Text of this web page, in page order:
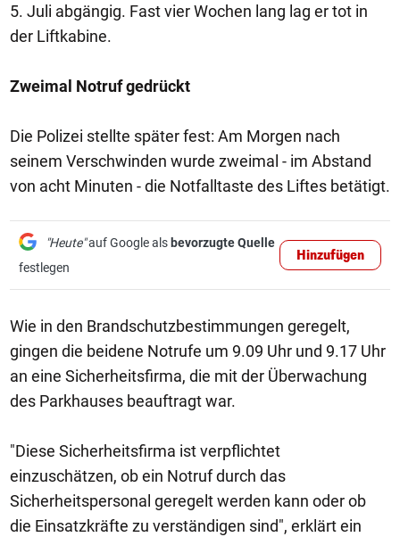
5. Juli abgängig. Fast vier Wochen lang lag er tot in
der Liftkabine.
Zweimal Notruf gedrückt
Die Polizei stellte später fest: Am Morgen nach
seinem Verschwinden wurde zweimal - im Abstand
von acht Minuten - die Notfalltaste des Liftes betätigt.
"Heute"auf Google als bevorzugte Quelle
festlegen
Hinzufügen
Wie in den Brandschutzbestimmungen geregelt,
gingen die beidene Notrufe um 9.09 Uhr und 9.17 Uhr
an eine Sicherheitsfirma, die mit der Überwachung
des Parkhauses beauftragt war.
"Diese Sicherheitsfirma ist verpflichtet
einzuschätzen, ob ein Notruf durch das
Sicherheitspersonal geregelt werden kann oder ob
die Einsatzkräfte zu verständigen sind", erklärt ein